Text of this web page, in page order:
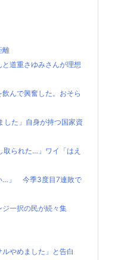
離
と道重さゆみさんが理想
んで興奮した。おそら
した」自身が持つ国家資
取られた…」ワイ「はえ
…」 今季3度目7連敗で
ジ一択の民が続々集
ルやめました」と告白